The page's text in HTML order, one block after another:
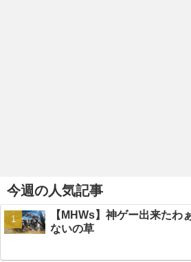
今週の人気記事
【MHWs】神ゲー出来たわ
ないの草